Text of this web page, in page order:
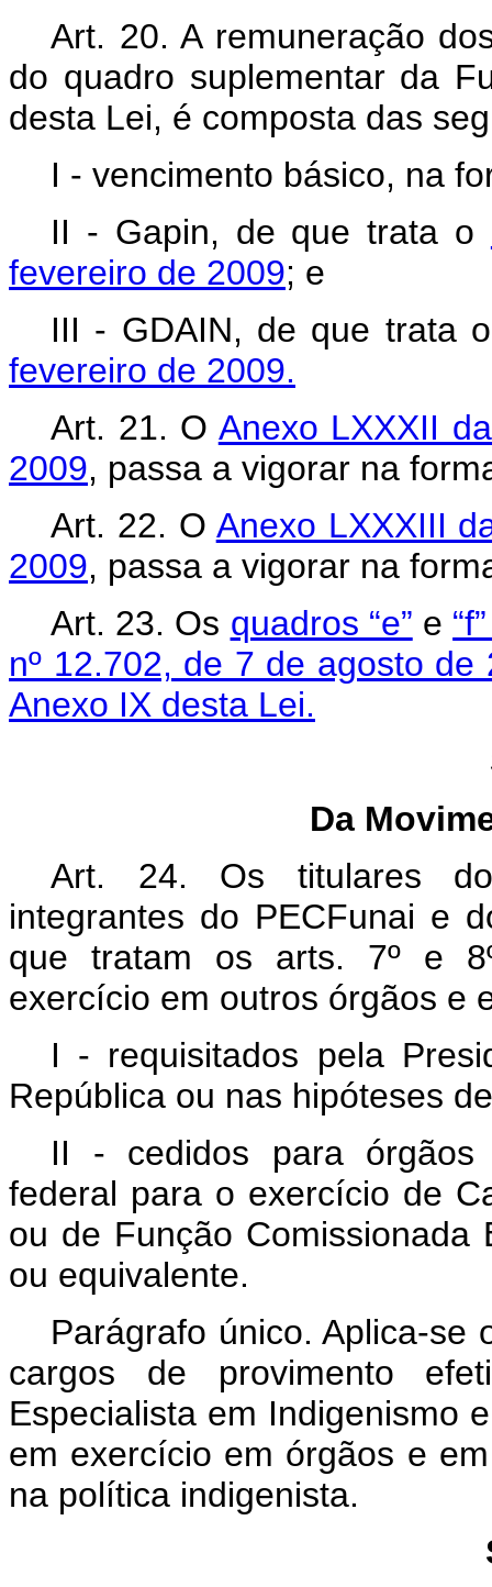
Art. 20. A remuneração
do quadro suplementar da
desta Lei, é composta das
I - vencimento básico, na
II - Gapin, de que trata o
fevereiro de 2009; e
III - GDAIN, de que trata
fevereiro de 2009.
Art. 21. O Anexo LXXXII
2009, passa a vigorar na
Art. 22. O Anexo LXXXIII
2009, passa a vigorar na
Art. 23. Os quadros “e” e
nº 12.702, de 7 de agosto de
Anexo IX desta Lei.
Da
Art. 24. Os titulares
integrantes do PECFunai e
que tratam os arts. 7º e
exercício em outros órgãos e
I - requisitados pela
República ou nas hipóteses
II - cedidos para órgãos
federal para o exercício de
ou de Função
ou equivalente.
Parágrafo único. Aplica-se
cargos de provimento
Especialista em Indigenismo
em exercício em órgãos e
na política indigenista.